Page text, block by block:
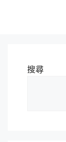
搜尋